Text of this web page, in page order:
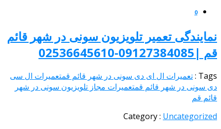
0
تعمیر تلویزیون سونی در شهر قائم
02536645610
تعمیرات ال ای دی سونی در شهر قائم قم تعمیرات ال سی
سونی در شهر قائم قم تعمیرات مجاز تلویزیون سونی در شهر
قم
Category :